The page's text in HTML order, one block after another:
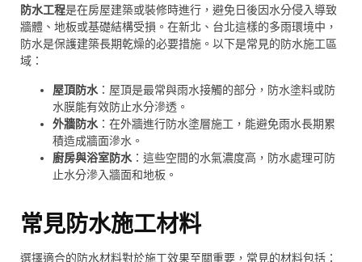
防水工程是在房屋建築或裝修時進行，避免日後因水分侵入導致
牆體、地板或基礎結構受損。在新北、台北這樣的多雨環境中，
防水是保護建築長期乾燥的必要措施。以下是常見的防水施工區
域：
屋頂防水 ：屋頂是最常與雨水接觸的部分，防水塗料或防
水膜能有效防止水分滲透。
外牆防水 ：在外牆進行防水塗層施工，能避免雨水長期累
積造成牆面滲水。
廚房與浴室防水 ：這些空間的水氣濃度高，防水處理可防
止水分滲入牆面和地板。
常見防水施工材料
選擇適合的防水材料對於施工效果至關重要，常見的材料包括：